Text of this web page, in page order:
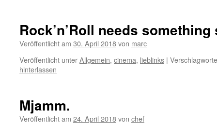
Rock’n’Roll needs
Veröffentlicht am 30. April 2018von marc
Veröffentlicht unterAllgemein, cinema, lieblinks |
hinterlassen
Mjamm.
Veröffentlicht am 24. April 2018von chef